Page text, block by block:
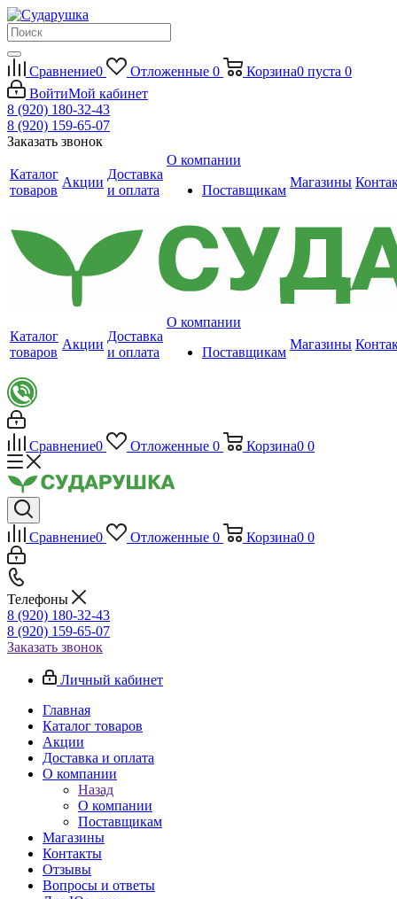
Сравнение0 Отложенные 0 Корзина0 пуста 0
ВойтиМой кабинет
8 (920) 180-32-43
8 (920) 159-65-07
Заказать звонок
Каталог
товаров
Акции
Доставка
и оплата
О компании
Поставщикам
Магазины
Каталог
товаров
Акции
Доставка
и оплата
О компании
Поставщикам
Магазины
Сравнение0 Отложенные 0 Корзина0 0
Сравнение0 Отложенные 0 Корзина0 0
Телефоны
8 (920) 180-32-43
8 (920) 159-65-07
Заказать звонок
Личный кабинет
Главная
Каталог товаров
Акции
Доставка и оплата
О компании
Назад
О компании
Поставщикам
Магазины
Контакты
Отзывы
Вопросы и ответы